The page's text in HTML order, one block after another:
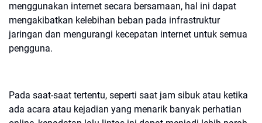
menggunakan internet secara bersamaan, hal ini dapat
mengakibatkan kelebihan beban pada infrastruktur
jaringan dan mengurangi kecepatan internet untuk semua
pengguna.
Pada saat-saat tertentu, seperti saat jam sibuk atau ketika
ada acara atau kejadian yang menarik banyak perhatian